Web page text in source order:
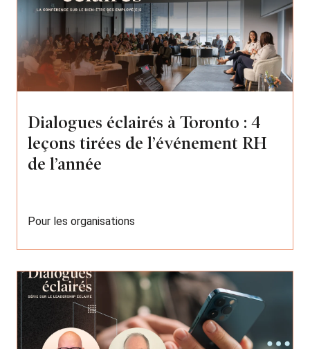
Dialogues éclairés à Toronto : 4
leçons tirées de l’événement RH
de l’année
Pour les organisations